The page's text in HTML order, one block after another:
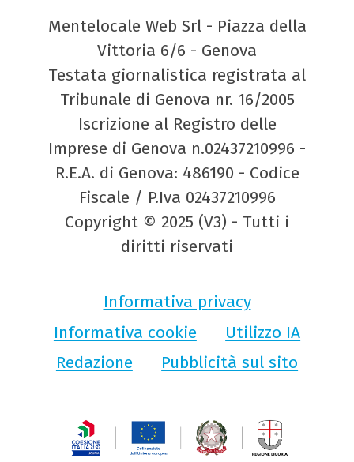
Mentelocale Web Srl - Piazza della
Vittoria 6/6 - Genova
Testata giornalistica registrata al
Tribunale di Genova nr. 16/2005
Iscrizione al Registro delle
Imprese di Genova n.02437210996 -
R.E.A. di Genova: 486190 - Codice
Fiscale / P.Iva 02437210996
Copyright © 2025 (V3) - Tutti i
diritti riservati
Informativa privacy
Informativa cookie
Utilizzo IA
Redazione
Pubblicità sul sito